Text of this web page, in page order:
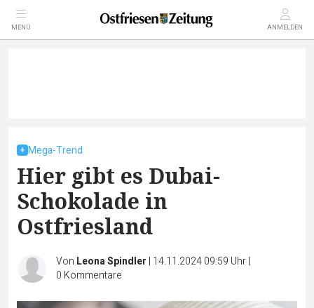
MENÜ ANMELDEN
Mega-Trend
Hier gibt es Dubai-
Schokolade in
Ostfriesland
Von Leona Spindler | 14.11.2024 09:59 Uhr|
0 Kommentare